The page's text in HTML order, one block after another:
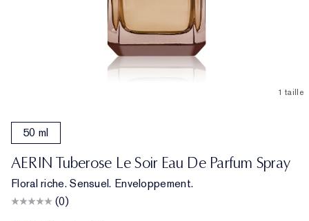
1 taille
50 ml
AERIN Tuberose Le Soir Eau De Parfum Spray
Floral riche. Sensuel. Enveloppement.
(0)